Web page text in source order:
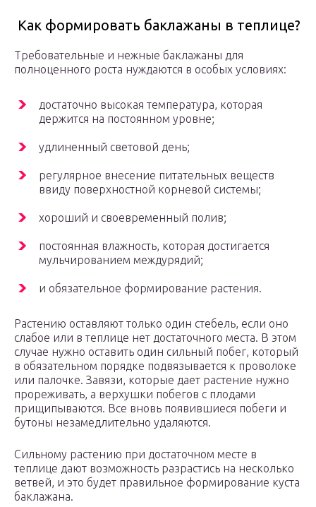
Как формировать баклажаны в теплице?
Требовательные и нежные баклажаны для
полноценного роста нуждаются в особых условиях:
достаточно высокая температура, которая
держится на постоянном уровне;
удлиненный световой день;
регулярное внесение питательных веществ
ввиду поверхностной корневой системы;
хороший и своевременный полив;
постоянная влажность, которая достигается
мульчированием междурядий;
и обязательное формирование растения.
Растению оставляют только один стебель, если оно
слабое или в теплице нет достаточного места. В этом
случае нужно оставить один сильный побег, который
в обязательном порядке подвязывается к проволоке
или палочке. Завязи, которые дает растение нужно
прореживать, а верхушки побегов с плодами
прищипываются. Все вновь появившиеся побеги и
бутоны незамедлительно удаляются.
Сильному растению при достаточном месте в
теплице дают возможность разрастись на несколько
ветвей, и это будет правильное формирование куста
баклажана.